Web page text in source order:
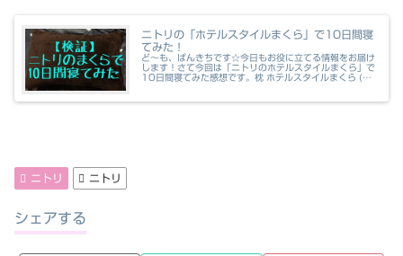
ニトリの「ホテルスタイルまくら」で10日間寝
てみた！
ど～も、ぱんきちです☆今日もお役に立てる情報をお届け
します！さて今回は「ニトリのホテルスタイルまくら」で
10日間寝てみた感想です。枕 ホテルスタイルまくら (N
ニトリ ニトリ
シェアする